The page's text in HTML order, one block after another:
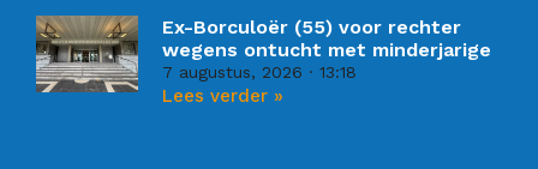
Ex-Borculoër (55) voor rechter
wegens ontucht met minderjarige
7 augustus, 2026 13:18
Lees verder »